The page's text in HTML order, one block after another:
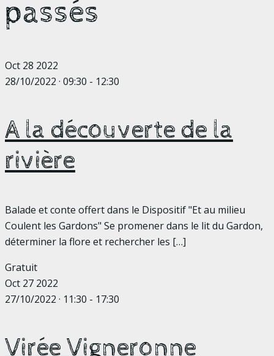
passés
Oct 28 2022
28/10/2022 · 09:30 - 12:30
A la découverte de la
rivière
Balade et conte offert dans le Dispositif "Et au milieu
Coulent les Gardons" Se promener dans le lit du Gardon,
déterminer la flore et rechercher les […]
Gratuit
Oct 27 2022
27/10/2022 · 11:30 - 17:30
Virée Vigneronne